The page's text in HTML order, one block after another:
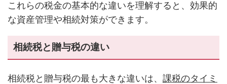
これらの税金の基本的な違いを理解すると、効果的
な資産管理や相続対策ができます。
相続税と贈与税の違い
相続税と贈与税の最も大きな違いは、 課税のタイミ